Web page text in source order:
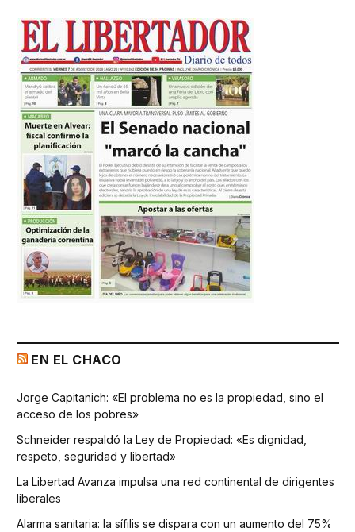
EN EL CHACO
Jorge Capitanich: «El problema no es la propiedad, sino el
acceso de los pobres»
Schneider respaldó la Ley de Propiedad: «Es dignidad,
respeto, seguridad y libertad»
La Libertad Avanza impulsa una red continental de dirigentes
liberales
Alarma sanitaria: la sífilis se dispara con un aumento del 75%